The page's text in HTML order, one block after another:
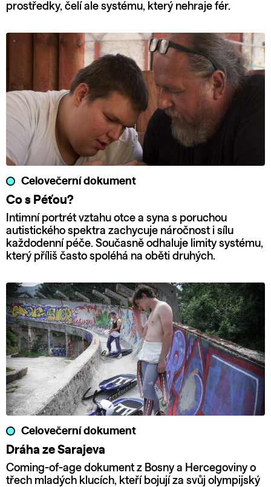
prostředky, čelí ale systému, který nehraje fér.
Celovečerní dokument
Co s Péťou?
Intimní portrét vztahu otce a syna s poruchou
autistického spektra zachycuje náročnost i sílu
každodenní péče. Současně odhaluje limity systému,
který příliš často spoléhá na oběti druhých.
Celovečerní dokument
Dráha ze Sarajeva
Coming-of-age dokument z Bosny a Hercegoviny o
třech mladých klucích, kteří bojují za svůj olympijský